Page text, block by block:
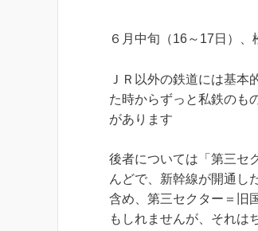
６月中旬（16～17日）
ＪＲ以外の鉄道には基
た時からずっと私鉄のも
があります
後者については「第三セ
んどで、新幹線が開通し
含め、第三セクター＝旧
もしれませんが、それは